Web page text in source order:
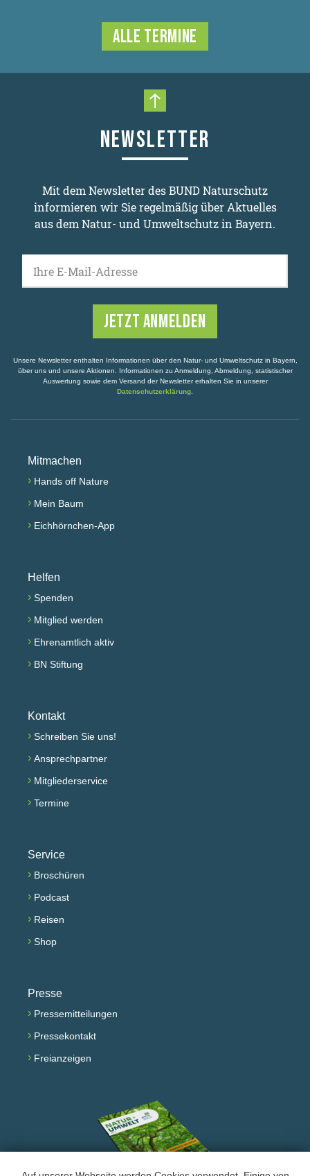
ALLE TERMINE
Nach oben scrollen
NEWSLETTER
Mit dem Newsletter des BUND Naturschutz
informieren wir Sie regelmäßig über Aktuelles
aus dem Natur- und Umweltschutz in Bayern.
Ihre E-Mail-Adresse
Unsere Newsletter enthalten Informationen über den Natur- und Umweltschutz in Bayern,
über uns und unsere Aktionen. Informationen zu Anmeldung, Abmeldung, statistischer
Auswertung sowie dem Versand der Newsletter erhalten Sie in unserer
Datenschutzerklärung
Mitmachen
› Hands off Nature
› Mein Baum
› Eichhörnchen-App
Helfen
› Spenden
› Mitglied werden
› Ehrenamtlich aktiv
› BN Stiftung
Kontakt
› Schreiben Sie uns!
› Ansprechpartner
› Mitgliederservice
› Termine
Service
› Broschüren
› Podcast
› Reisen
› Shop
Presse
› Pressemitteilungen
› Pressekontakt
› Freianzeigen